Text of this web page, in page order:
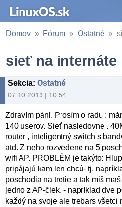
Domov Fórum Ostatné
sieť na internáte
Sekcia: Ostatné
07.10.2013 | 10:54
Zdravím páni. Prosím o radu :
140 userov. Sieť nasledovne .
router , inteligentný switch s
atd. Z neho rozvedené na 5
wifi AP. PROBLÉM je takýto:
pripájajú kam len chcú- tj.
poschodia na tretie a tak miš
jedno z AP-čiek. - napríklad dve
každý na svoje ale trebars všetci